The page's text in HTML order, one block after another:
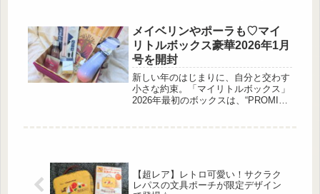
回し力が魅力です。今回は、この春ぜ
ひ取 […]
メイベリンやポーラも♡マイ
リトルボックス豪華2026年1月
号を開封
新しい年のはじまりに、自分と交わす
小さな約束。「マイリトルボックス」
2026年最初のボックスは、“PROMISE
ーコフレもセット。一年をHAPPYに
過ごすための“ご褒美ボックス”とし
て、手元に置いておきたくなる1箱で
【超レア】レトロ可愛い！サクラク
レパスの文具ポーチが限定デザイン